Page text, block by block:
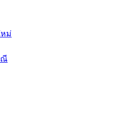
หม่
ณี